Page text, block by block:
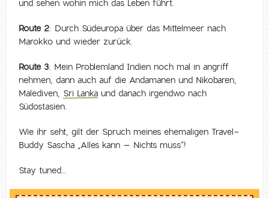
und sehen wohin mich das Leben führt.
Route 2: Durch Südeuropa über das Mittelmeer nach
Marokko und wieder zurück.
Route 3: Mein Problemland Indien noch mal in angriff
nehmen, dann auch auf die Andamanen und Nikobaren,
Malediven, Sri Lanka und danach irgendwo nach
Südostasien.
Wie ihr seht, gilt der Spruch meines ehemaligen Travel-
Buddy Sascha „Alles kann – Nichts muss“!
Stay tuned…